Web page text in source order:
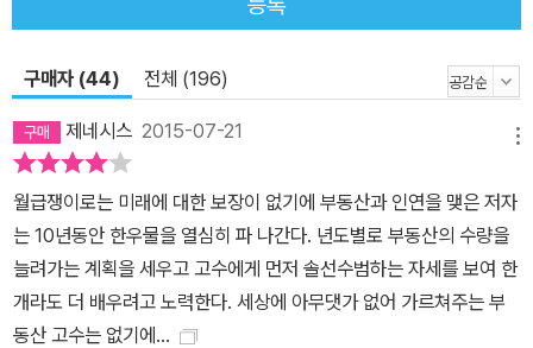
얼마나 많은 기회를 놓쳐버렸는지 고백하면서, 아직까지도 금융사의
그리고 실제 종잣돈 1,500만 원이라는 크지 않은 돈으로 아파트 1채
를 처음 마련한 후 지금까지 어떠한 방식으로 급여 외 소득을 만들어
왔는지를 자신의 부동산 매입 내역을 공개하면서 친절하게 알려준다.
《나는 부동산과 맞벌이한다》의 차별적 장점은 매월 일정 수준의 월급
을 받는 직장인이라면 누구나 할 수 있는 투자법을 알려준다는 데 있
다. 이른바 ‘10년간 10억 모으는 프로젝트’는 매월 받는 급여 중 얼마
를 1년간 모아서 매년 부동산 1채씩을 매입하는 방법으로 10년 동안
투자하는 것이다. 억대 연봉자가 아니고서야 생활비를 제외한 1년 적
구매자 (44) 전체 (196)
제네시스 2015-07-21
월급쟁이로는 미래에 대한 보장이 없기에 부동산과 인연을 맺은 저자
는 10년동안 한우물을 열심히 파 나간다. 년도별로 부동산의 수량을
늘려가는 계획을 세우고 고수에게 먼저 솔선수범하는 자세를 보여 한
개라도 더 배우려고 노력한다. 세상에 아무댓가 없어 가르쳐주는 부
동산 고수는 없기에...